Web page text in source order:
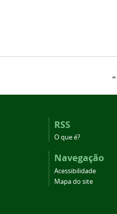
RSS
O que é?
Navegação
Acessibilidade
Mapa do site